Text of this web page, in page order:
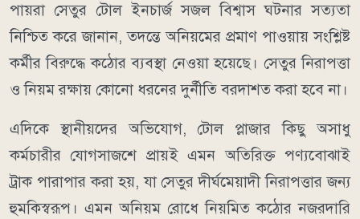
পায়রা সেতুর টোল ইনচার্জ সজল বিশ্বাস ঘটনার সত্যতা
নিশ্চিত করে জানান, তদন্তে অনিয়মের প্রমাণ পাওয়ায় সংশ্লিষ্ট
কর্মীর বিরুদ্ধে কঠোর ব্যবস্থা নেওয়া হয়েছে। সেতুর নিরাপত্তা
ও নিয়ম রক্ষায় কোনো ধরনের দুর্নীতি বরদাশত করা হবে না।
এদিকে স্থানীয়দের অভিযোগ, টোল প্লাজার কিছু অসাধু
কর্মচারীর যোগসাজশে প্রায়ই এমন অতিরিক্ত পণ্যবোঝাই
ট্রাক পারাপার করা হয়, যা সেতুর দীর্ঘমেয়াদী নিরাপত্তার জন্য
হুমকিস্বরূপ। এমন অনিয়ম রোধে নিয়মিত কঠোর নজরদারি